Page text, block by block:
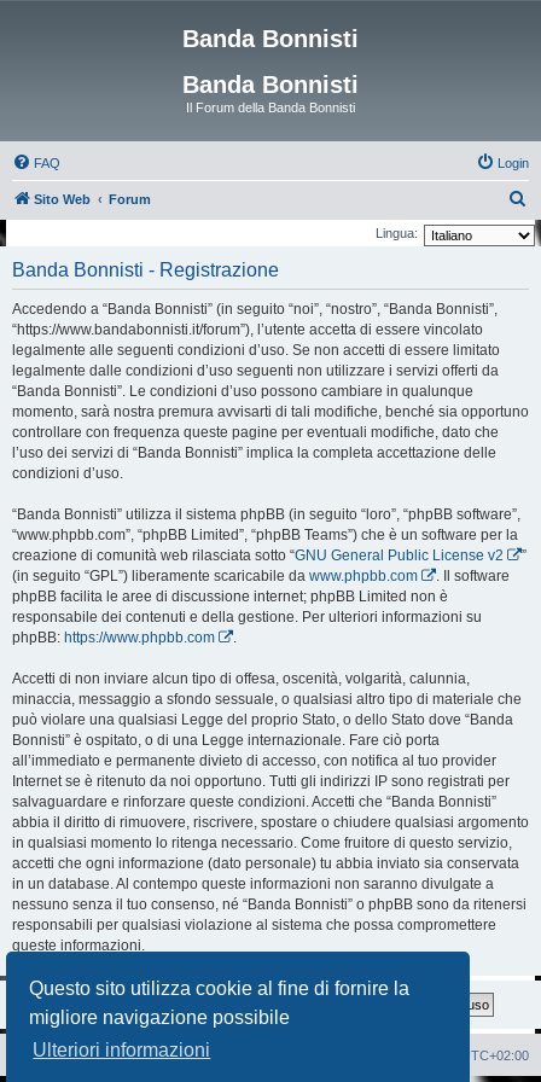
Questo sito utilizza cookie al fine di fornire la
migliore navigazione possibile
Ulteriori informazioni
Banda Bonnisti
Banda Bonnisti
Il Forum della Banda Bonnisti
FAQ Login
Sito Web Forum
e
Lingua:
Banda Bonnisti - Registrazione
Accedendo a “Banda Bonnisti” (in seguito “noi”, “nostro”, “Banda Bonnisti”,
“https://www.bandabonnisti.it/forum”), l’utente accetta di essere vincolato
legalmente alle seguenti condizioni d’uso. Se non accetti di essere limitato
legalmente dalle condizioni d’uso seguenti non utilizzare i servizi offerti da
“Banda Bonnisti”. Le condizioni d’uso possono cambiare in qualunque
momento, sarà nostra premura avvisarti di tali modifiche, benché sia opportuno
controllare con frequenza queste pagine per eventuali modifiche, dato che
l’uso dei servizi di “Banda Bonnisti” implica la completa accettazione delle
condizioni d’uso.
“Banda Bonnisti” utilizza il sistema phpBB (in seguito “loro”, “phpBB software”,
“www.phpbb.com”, “phpBB Limited”, “phpBB Teams”) che è un software per la
creazione di comunità web rilasciata sotto “GNU General Public License v2
”
(in seguito “GPL”) liberamente scaricabile da www.phpbb.com
. Il software
phpBB facilita le aree di discussione internet; phpBB Limited non è
responsabile dei contenuti e della gestione. Per ulteriori informazioni su
phpBB: https://www.phpbb.com .
Accetti di non inviare alcun tipo di offesa, oscenità, volgarità, calunnia,
minaccia, messaggio a sfondo sessuale, o qualsiasi altro tipo di materiale che
può violare una qualsiasi Legge del proprio Stato, o dello Stato dove “Banda
Bonnisti” è ospitato, o di una Legge internazionale. Fare ciò porta
all’immediato e permanente divieto di accesso, con notifica al tuo provider
Internet se è ritenuto da noi opportuno. Tutti gli indirizzi IP sono registrati per
salvaguardare e rinforzare queste condizioni. Accetti che “Banda Bonnisti”
abbia il diritto di rimuovere, riscrivere, spostare o chiudere qualsiasi argomento
in qualsiasi momento lo ritenga necessario. Come fruitore di questo servizio,
accetti che ogni informazione (dato personale) tu abbia inviato sia conservata
in un database. Al contempo queste informazioni non saranno divulgate a
nessuno senza il tuo consenso, né “Banda Bonnisti” o phpBB sono da ritenersi
responsabili per qualsiasi violazione al sistema che possa compromettere
queste informazioni.
Sito Web Forum UTC+02:00